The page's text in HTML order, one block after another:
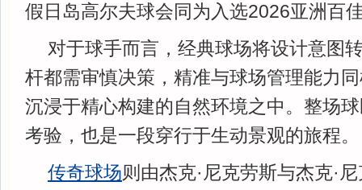
假日岛高尔夫球会同为入选2026亚洲百
对于球手而言，经典球场将设计意图
杆都需审慎决策，精准与球场管理能力
沉浸于精心构建的自然环境之中。整场
考验，也是一段穿行于生动景观的旅程。
传奇球场则由杰克·尼克劳斯与杰克·